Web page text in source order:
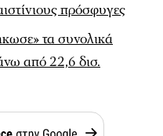
πρόσφυγες
τα συνολικά
από 22,6 δισ.